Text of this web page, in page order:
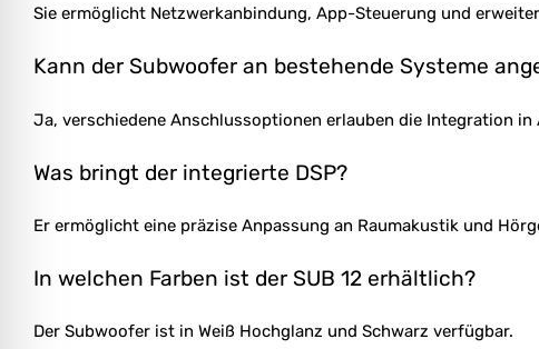
Sie ermöglicht Netzwerkanbindung, App-Steuerung und
Kann der Subwoofer an bestehende Systeme
Ja, verschiedene Anschlussoptionen erlauben die Integration
Was bringt der integrierte DSP?
Er ermöglicht eine präzise Anpassung an Raumakustik und
In welchen Farben ist der SUB 12 erhältlich?
Der Subwoofer ist in Weiß Hochglanz und Schwarz verfügbar.